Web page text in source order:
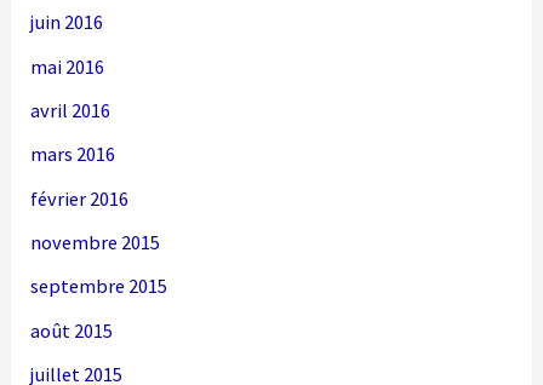
juin 2016
mai 2016
avril 2016
mars 2016
février 2016
novembre 2015
septembre 2015
août 2015
juillet 2015